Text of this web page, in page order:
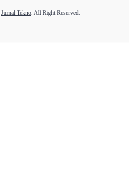
Jurnal Tekno. All Right Reserved.